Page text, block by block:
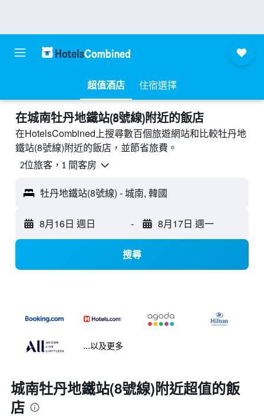
超值酒店 住宿選擇
​在城南牡丹地鐵站(8號線)附近​的飯店
在HotelsCombined上搜尋數百個旅遊網站和比較牡丹地
鐵站(8號線)附近的飯店，並節省旅費。
2位旅客，1 間客房
牡丹地鐵站(8號線) - 城南, 韓國
8月16日 週日 - 8月17日 週一
搜尋
...以及更多
城南牡丹地鐵站(8號線)附近超值的飯
店